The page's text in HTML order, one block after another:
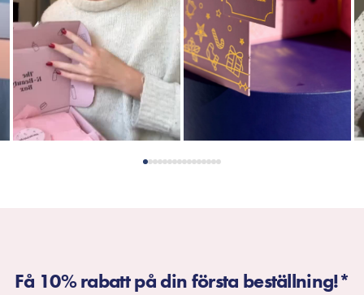
Få 10% rabatt på din första beställning!*